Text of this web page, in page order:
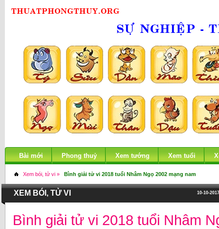
Bài mới Phong thuỷ Xem tướng Xem tuổi
Xem bói, tử vi » Bình giải tử vi 2018 tuổi Nhâm Ngọ 2002 mạng nam
10-10-
XEM BÓI, TỬ VI
Bình giải tử vi 2018 tuổi Nhâm